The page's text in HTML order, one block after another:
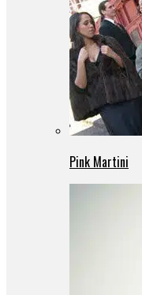
Pink Martini